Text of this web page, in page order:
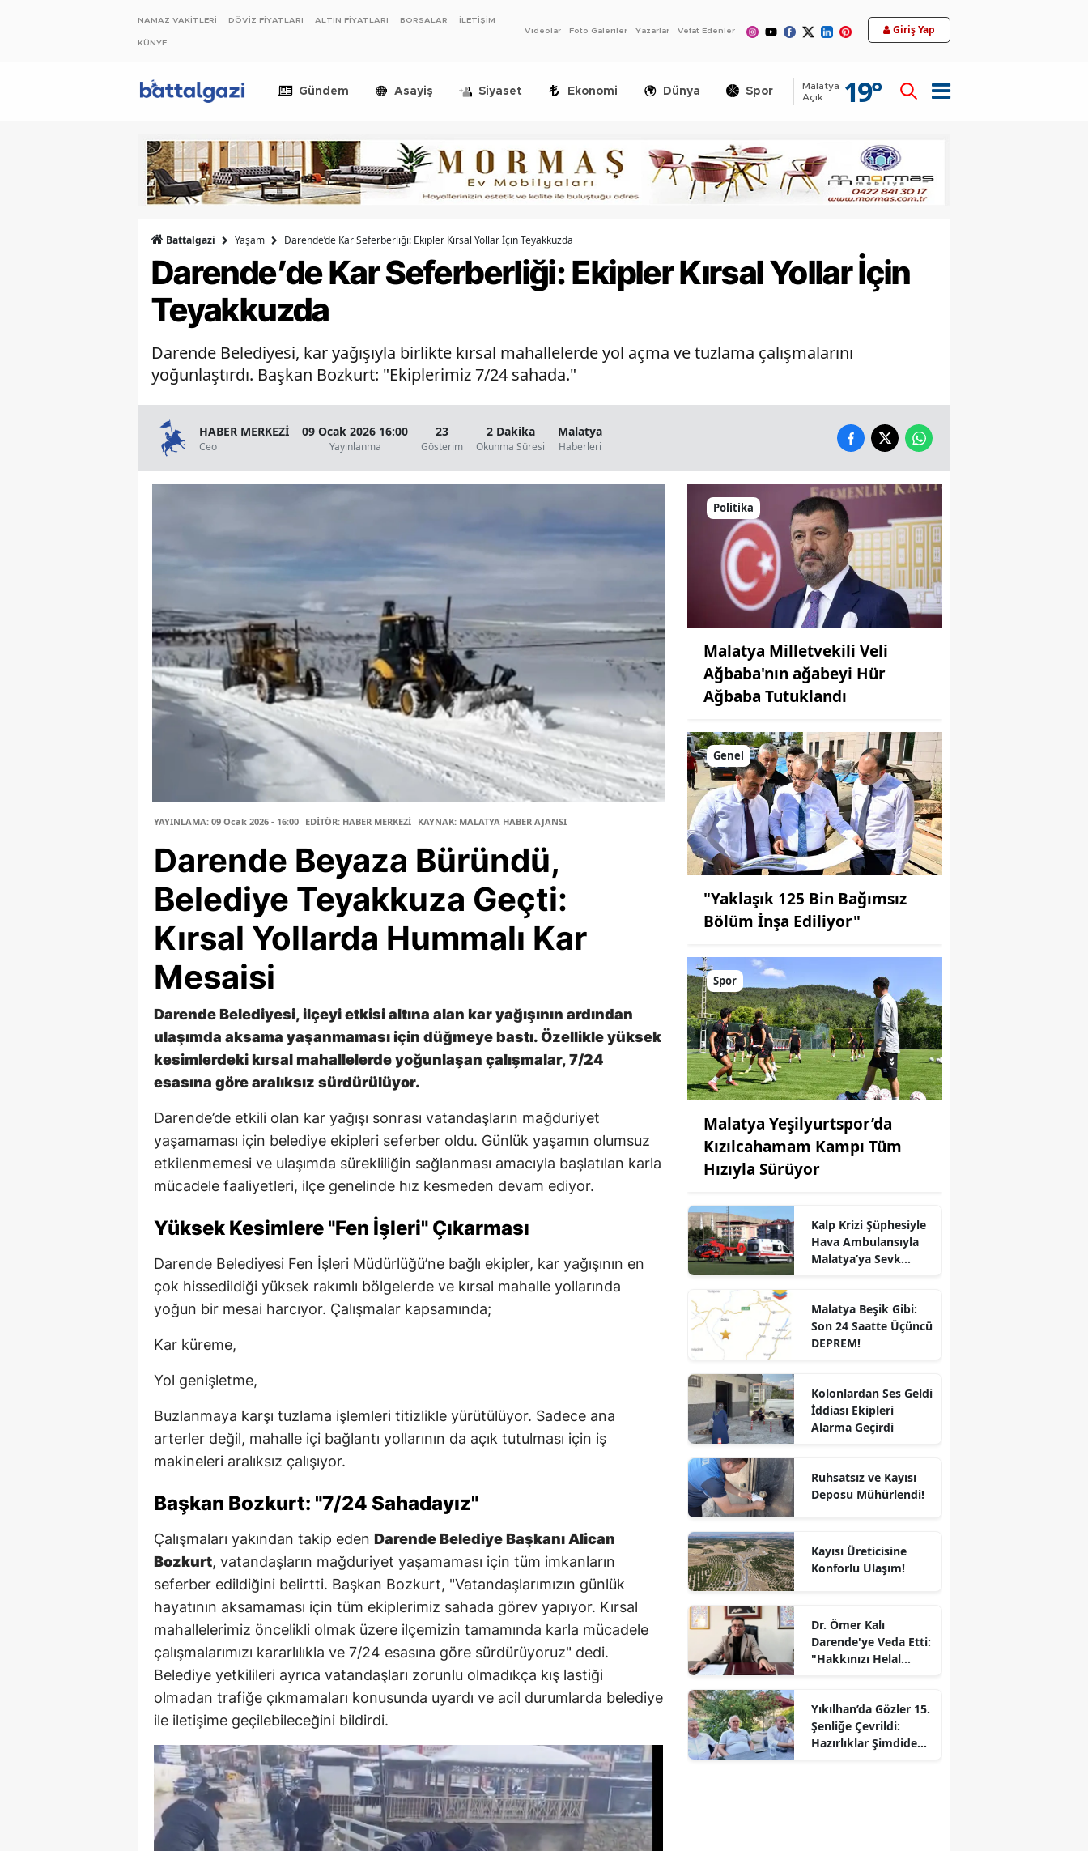
NAMAZ VAKİTLERİ DÖVİZ FİYATLARI ALTIN FİYATLARI BORSALAR İLETİŞİM
KÜNYE
Videolar Foto Galeriler Yazarlar Vefat Edenler Giriş Yap
Gündem Asayiş Siyaset Ekonomi Dünya Spor Teknoloji
Malatya
Açık
19°
Battalgazi Yaşam Darende’de Kar Seferberliği: Ekipler Kırsal Yollar İçin Teyakkuzda
Darende’de Kar Seferberliği: Ekipler Kırsal Yollar İçin
Teyakkuzda
Darende Belediyesi, kar yağışıyla birlikte kırsal mahallelerde yol açma ve tuzlama çalışmalarını
yoğunlaştırdı. Başkan Bozkurt: "Ekiplerimiz 7/24 sahada."
HABER MERKEZİ
Ceo
09 Ocak 2026 16:00
Yayınlanma
23
Gösterim
2 Dakika
Okunma Süresi
Malatya
Haberleri
YAYINLAMA: 09 Ocak 2026 - 16:00 EDİTÖR: HABER MERKEZİ KAYNAK: MALATYA HABER AJANSI
Darende Beyaza Büründü,
Belediye Teyakkuza Geçti:
Kırsal Yollarda Hummalı Kar
Mesaisi
Darende Belediyesi, ilçeyi etkisi altına alan kar yağışının ardından
ulaşımda aksama yaşanmaması için düğmeye bastı. Özellikle yüksek
kesimlerdeki kırsal mahallelerde yoğunlaşan çalışmalar, 7/24
esasına göre aralıksız sürdürülüyor.
Darende’de etkili olan kar yağışı sonrası vatandaşların mağduriyet
yaşamaması için belediye ekipleri seferber oldu. Günlük yaşamın olumsuz
etkilenmemesi ve ulaşımda sürekliliğin sağlanması amacıyla başlatılan karla
mücadele faaliyetleri, ilçe genelinde hız kesmeden devam ediyor.
Yüksek Kesimlere "Fen İşleri" Çıkarması
Darende Belediyesi Fen İşleri Müdürlüğü’ne bağlı ekipler, kar yağışının en
çok hissedildiği yüksek rakımlı bölgelerde ve kırsal mahalle yollarında
yoğun bir mesai harcıyor. Çalışmalar kapsamında;
Kar küreme,
Yol genişletme,
Buzlanmaya karşı tuzlama işlemleri titizlikle yürütülüyor. Sadece ana
arterler değil, mahalle içi bağlantı yollarının da açık tutulması için iş
makineleri aralıksız çalışıyor.
Başkan Bozkurt: "7/24 Sahadayız"
Çalışmaları yakından takip eden Darende Belediye Başkanı Alican
Bozkurt, vatandaşların mağduriyet yaşamaması için tüm imkanların
seferber edildiğini belirtti. Başkan Bozkurt, "Vatandaşlarımızın günlük
hayatının aksamaması için tüm ekiplerimiz sahada görev yapıyor. Kırsal
mahallelerimiz öncelikli olmak üzere ilçemizin tamamında karla mücadele
çalışmalarımızı kararlılıkla ve 7/24 esasına göre sürdürüyoruz" dedi.
Belediye yetkilileri ayrıca vatandaşları zorunlu olmadıkça kış lastiği
olmadan trafiğe çıkmamaları konusunda uyardı ve acil durumlarda belediye
ile iletişime geçilebileceğini bildirdi.
Politika
Malatya Milletvekili Veli
Ağbaba'nın ağabeyi Hür
Ağbaba Tutuklandı
Genel
"Yaklaşık 125 Bin Bağımsız
Bölüm İnşa Ediliyor"
Spor
Malatya Yeşilyurtspor’da
Kızılcahamam Kampı Tüm
Hızıyla Sürüyor
Kalp Krizi Şüphesiyle
Hava Ambulansıyla
Malatya’ya Sevk
Malatya Beşik Gibi:
Son 24 Saatte Üçüncü
DEPREM!
Kolonlardan Ses Geldi
İddiası Ekipleri
Alarma Geçirdi
Ruhsatsız ve Kayısı
Deposu Mühürlendi!
Kayısı Üreticisine
Konforlu Ulaşım!
Dr. Ömer Kalı
Darende'ye Veda Etti:
"Hakkınızı Helal
Yıkılhan’da Gözler 15.
Şenliğe Çevrildi:
Hazırlıklar Şimdiden